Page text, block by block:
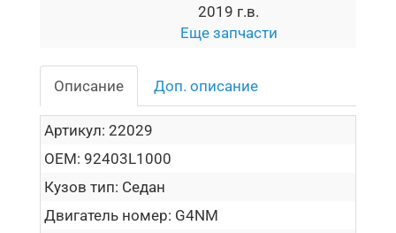
2019 г.в.
Еще запчасти
Описание Доп. описание
Артикул: 22029
OEM: 92403L1000
Кузов тип: Седан
Двигатель номер: G4NM